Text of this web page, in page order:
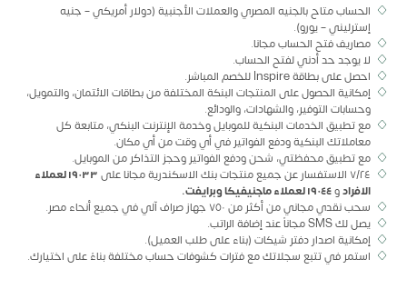
الحساب متاح بالجنيه المصري والعملات الأجنبية (دولار أمريكي – جنيه
إسترليني – يورو).
مصاريف فتح الحساب مجانا.
لا يوجد حد أدني لفتح الحساب.
احصل على بطاقة Inspire للخصم المباشر.
إمكانية الحصول على المنتجات البنكة المختلفة من بطاقات الائتمان، والتمويل،
وحسابات التوفير، والشهادات، والودائع.
مع تطبيق الخدمات البنكية للموبايل وخدمة الإنترنت البنكي، متابعة كل
معاملاتك البنكية ودفع الفواتير في أي وقت من أي مكان.
مع تطبيق محفظتي، شحن ودفع الفواتير وحجز التذاكر من الموبايل.
٧/٢٤ الاستفسار عن جميع منتجات بنك الاسكندرية مجانا على
١٩٠٣٣ لعملاء
الافرادو١٩٠٤٤ لعملاء ماجنيفيكا وبرايفت.
سحب نقدي مجاني من أكثر من ٧٥٠ جهاز صراف آلي في جميع أنحاء مصر.
يصل لك SMS مجاناً عند إضافة الراتب.
إمكانية اصدار دفتر شيكات (بناء على طلب العميل).
استمر في تتبع سجلاتك مع فترات كشوفات حساب مختلفة بناءً على اختيارك.